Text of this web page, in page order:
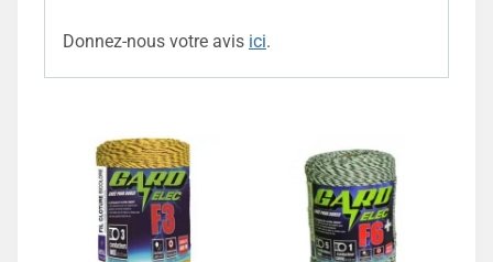
Donnez-nous votre avis ici.